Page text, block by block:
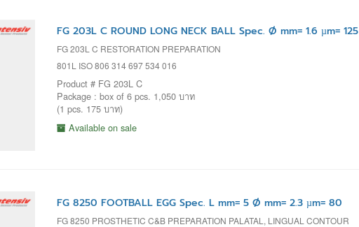
FG 203L C ROUND LONG NECK BALL Spec. Ø mm= 1.6 µm= 125
FG 203L C RESTORATION PREPARATION
801L ISO 806 314 697 534 016
Product # FG 203L C
Package : box of 6 pcs. 1,050 บาท
(1 pcs. 175 บาท)
Available on sale
FG 8250 FOOTBALL EGG Spec. L mm= 5 Ø mm= 2.3 µm= 80
FG 8250 PROSTHETIC C&B PREPARATION PALATAL, LINGUAL CONTOUR